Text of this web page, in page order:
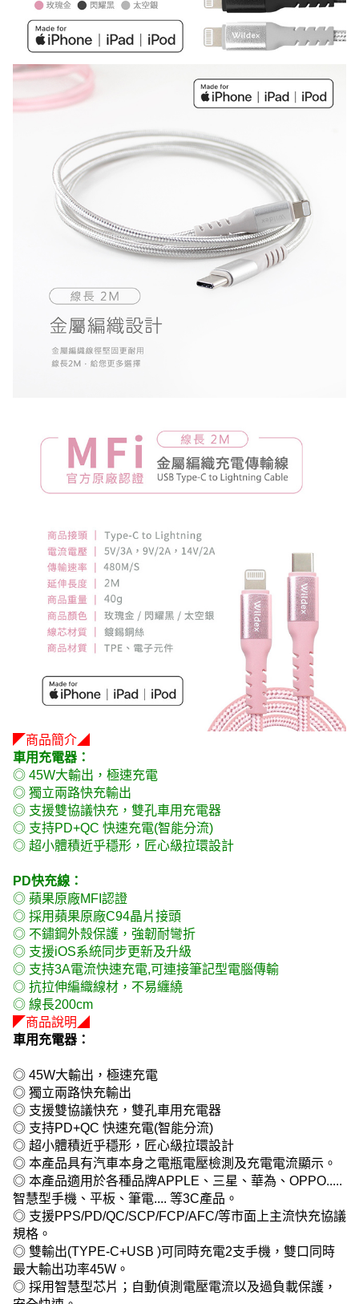
◤商品簡介◢
車用充電器：
◎ 45W大輸出，極速充電
◎ 獨立兩路快充輸出
◎ 支援雙協議快充，雙孔車用充電器
◎ 支持PD+QC 快速充電(智能分流)
◎ 超小體積近乎穩形，匠心級拉環設計
PD快充線：
◎ 蘋果原廠MFI認證
◎ 採用蘋果原廠C94晶片接頭
◎ 不鏽鋼外殼保護，強韌耐彎折
◎ 支援iOS系統同步更新及升級
◎ 支持3A電流快速充電,可連接筆記型電腦傳輸
◎ 抗拉伸編織線材，不易纏繞
◎ 線長200cm
◤商品說明◢
車用充電器：
◎ 45W大輸出，極速充電
◎ 獨立兩路快充輸出
◎ 支援雙協議快充，雙孔車用充電器
◎ 支持PD+QC 快速充電(智能分流)
◎ 超小體積近乎穩形，匠心級拉環設計
◎ 本產品具有汽車本身之電瓶電壓檢測及充電電流顯示。
◎ 本產品適用於各種品牌APPLE、三星、華為、OPPO.....
智慧型手機、平板、筆電.... 等3C產品。
◎ 支援PPS/PD/QC/SCP/FCP/AFC/等市面上主流快充協議
規格。
◎ 雙輸出(TYPE-C+USB )可同時充電2支手機，雙口同時
最大輸出功率45W。
◎ 採用智慧型芯片；自動偵測電壓電流以及過負載保護，